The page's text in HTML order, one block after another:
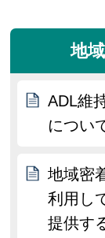
地
ADL維
につい
地域密
利用し
提供す